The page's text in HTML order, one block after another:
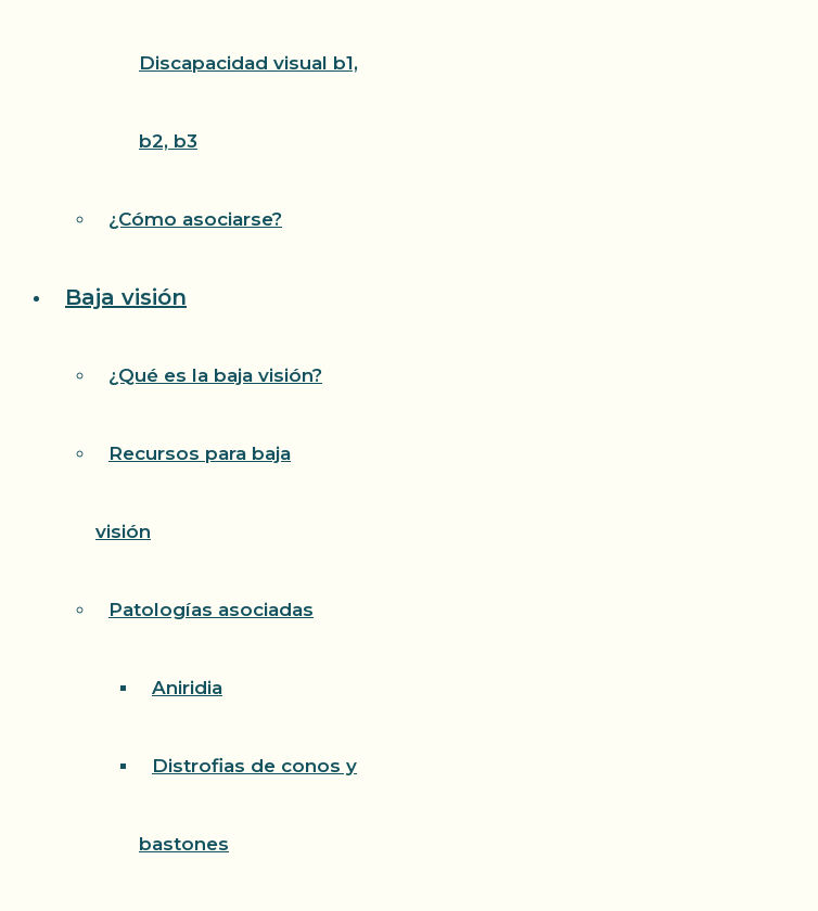
Discapacidad visual b1,
b2, b3
¿Cómo asociarse?
Baja visión
¿Qué es la baja visión?
Recursos para baja
visión
Patologías asociadas
Aniridia
Distrofias de conos y
bastones